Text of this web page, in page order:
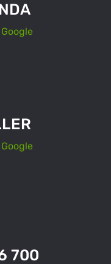
Google
Google
700